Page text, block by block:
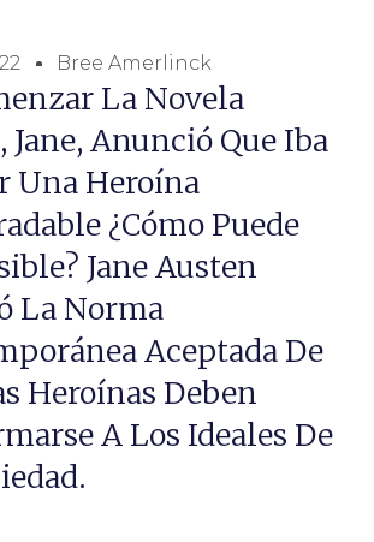
Bree Amerlinck
La Novela
​​Jane, Anunció Que Iba
Una Heroína
¿Cómo Puede
Jane Austen
La Norma
Aceptada De
Heroínas Deben
A Los Ideales De